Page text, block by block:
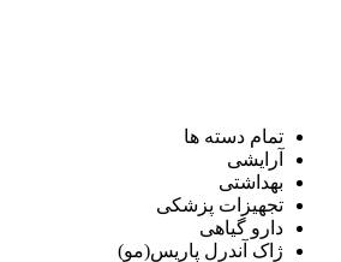
تمام دسته ها
آرایشی
بهداشتی
تجهیزات پزشکی
دارو گیاهی
ژاک آندرل پاریس(مو)